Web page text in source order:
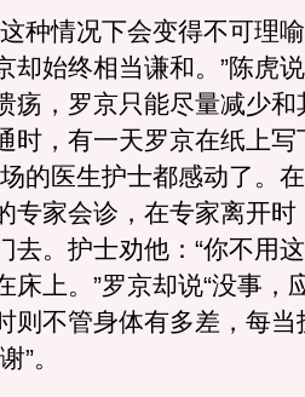
情况下会变得不可理
却始终相当谦和。”陈虎
疡，罗京只能尽量减少和
时，有一天罗京在纸上写
的医生护士都感动了。
专家会诊，在专家离开
去。护士劝他：“你不用
床上。”罗京却说“没事，
则不管身体有多差，每
”。